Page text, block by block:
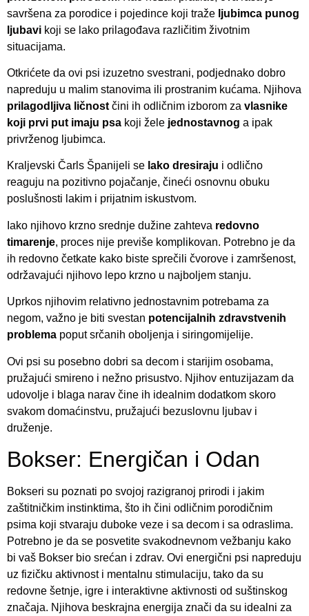
savršena za porodice i pojedince koji traže ljubimca punog
ljubavi koji se lako prilagođava različitim životnim
situacijama.
Otkrićete da ovi psi izuzetno svestrani, podjednako dobro
napreduju u malim stanovima ili prostranim kućama. Njihova
prilagodljiva ličnost čini ih odličnim izborom za vlasnike
koji prvi put imaju psa koji žele jednostavnog a ipak
privrženog ljubimca.
Kraljevski Čarls Španijeli se lako dresiraju i odlično
reaguju na pozitivno pojačanje, čineći osnovnu obuku
poslušnosti lakim i prijatnim iskustvom.
Iako njihovo krzno srednje dužine zahteva redovno
timarenje, proces nije previše komplikovan. Potrebno je da
ih redovno četkate kako biste sprečili čvorove i zamršenost,
održavajući njihovo lepo krzno u najboljem stanju.
Uprkos njihovim relativno jednostavnim potrebama za
negom, važno je biti svestan potencijalnih zdravstvenih
problema poput srčanih oboljenja i siringomijelije.
Ovi psi su posebno dobri sa decom i starijim osobama,
pružajući smireno i nežno prisustvo. Njihov entuzijazam da
udovolje i blaga narav čine ih idealnim dodatkom skoro
svakom domaćinstvu, pružajući bezuslovnu ljubav i
druženje.
Bokser: Energičan i Odan
Bokseri su poznati po svojoj razigranoj prirodi i jakim
zaštitničkim instinktima, što ih čini odličnim porodičnim
psima koji stvaraju duboke veze i sa decom i sa odraslima.
Potrebno je da se posvetite svakodnevnom vežbanju kako
bi vaš Bokser bio srećan i zdrav. Ovi energični psi napreduju
uz fizičku aktivnost i mentalnu stimulaciju, tako da su
redovne šetnje, igre i interaktivne aktivnosti od suštinskog
značaja. Njihova beskrajna energija znači da su idealni za